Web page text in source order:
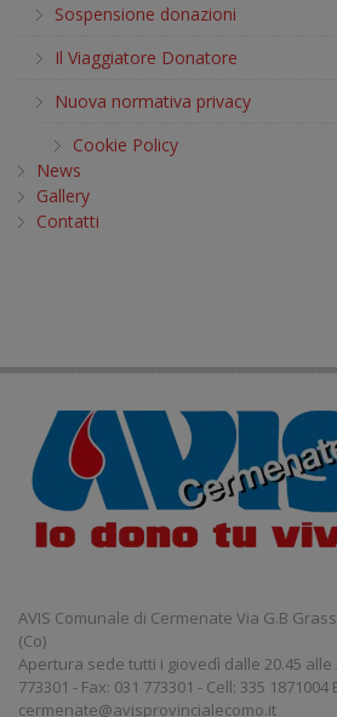
Sospensione donazioni
Il Viaggiatore Donatore
Nuova normativa privacy
Cookie Policy
News
Gallery
Contatti
AVIS Comunale di Cermenate Via G.B
(Co)
Apertura sede tutti i giovedì dalle 20.45 alle
773301 - Fax: 031 773301 - Cell: 335 1871004
cermenate@avisprovincialecomo.it